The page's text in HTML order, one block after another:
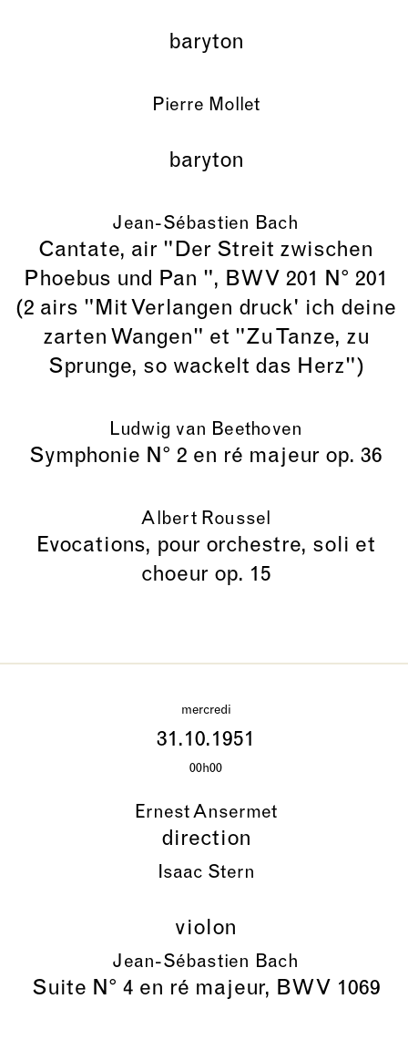
baryton
Pierre Mollet
baryton
Jean-Sébastien Bach
Cantate, air "Der Streit zwischen
Phoebus und Pan ", BWV 201 N° 201
(2 airs "Mit Verlangen druck' ich deine
zarten Wangen" et "Zu Tanze, zu
Sprunge, so wackelt das Herz")
Ludwig van Beethoven
Symphonie N° 2 en ré majeur op. 36
Albert Roussel
Evocations, pour orchestre, soli et
choeur op. 15
mercredi
31.10.1951
00h00
Ernest Ansermet
direction
Isaac Stern
violon
Jean-Sébastien Bach
Suite N° 4 en ré majeur, BWV 1069